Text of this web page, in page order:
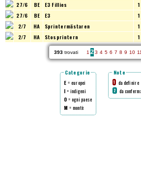
27/6
BE E3 Fillies 1
27/6
BE E3 1
2/7
HA Sprintermästaren 1
2/7
HA Stosprintern 1
393 trovati 1 23 4 5 6 7 8 9 10 11
Categorie
E = europei
I = indigeni
O = ogni paese
M = montè
Note
1 da definire
2 da